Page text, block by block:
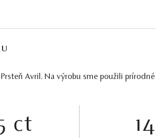
Avril. Na výrobu sme použili
ct